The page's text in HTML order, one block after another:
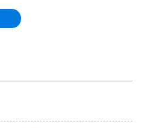
作られた包丁をずっと使っています！
潟の実家まで、曲がるのは3回だけの
んの“都道府県ソング”の集大成であ
小林幸子さんが来社!!